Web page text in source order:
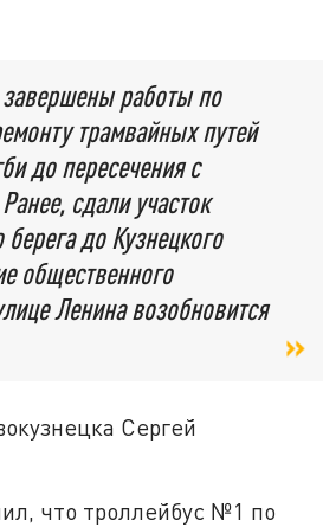
работы по
трамвайных путей
до пересечения с
сдали участок
берега до Кузнецкого
общественного
Ленина возобновится
Сергей
что троллейбус №1 по